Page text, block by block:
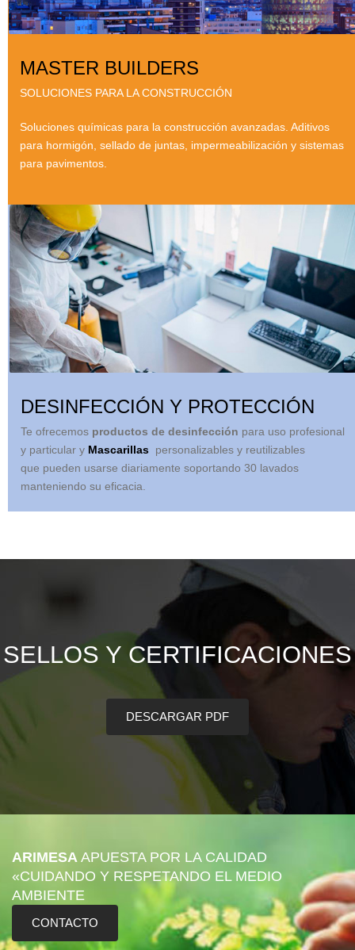
MASTER BUILDERS
SOLUCIONES PARA LA CONSTRUCCIÓN
Soluciones químicas para la construcción avanzadas. Aditivos
para hormigón, sellado de juntas, impermeabilización y sistemas
para pavimentos.
DESINFECCIÓN Y PROTECCIÓN
Te ofrecemos productos de desinfección para uso profesional
y particular y Mascarillas personalizables y reutilizables
que pueden usarse diariamente soportando 30 lavados
manteniendo su eficacia.
SELLOS Y CERTIFICACIONES
DESCARGAR PDF
ARIMESA APUESTA POR LA CALIDAD
«CUIDANDO Y RESPETANDO EL MEDIO
AMBIENTE
CONTACTO